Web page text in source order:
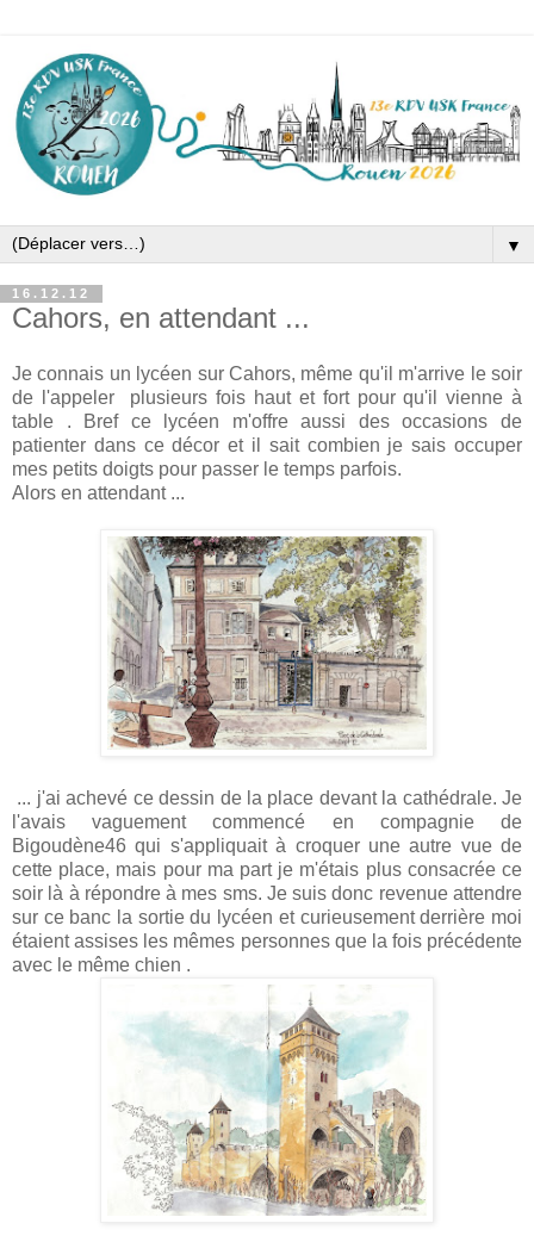
▼
16.12.12
Cahors, en attendant ...
Je connais un lycéen sur Cahors, même qu'il m'arrive le soir
de l'appeler plusieurs fois haut et fort pour qu'il vienne à
table . Bref ce lycéen m'offre aussi des occasions de
patienter dans ce décor et il sait combien je sais occuper
mes petits doigts pour passer le temps parfois.
Alors en attendant ...
... j'ai achevé ce dessin de la place devant la cathédrale. Je
l'avais vaguement commencé en compagnie de
Bigoudène46 qui s'appliquait à croquer une autre vue de
cette place, mais pour ma part je m'étais plus consacrée ce
soir là à répondre à mes sms. Je suis donc revenue attendre
sur ce banc la sortie du lycéen et curieusement derrière moi
étaient assises les mêmes personnes que la fois précédente
avec le même chien .